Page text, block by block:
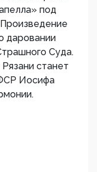
под
даровании
Суда.
станет
Иосифа